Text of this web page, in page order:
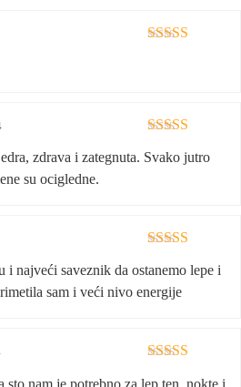
od 5
zdrava i zategnuta. Svako jutro
su ocigledne.
od 5
najveći saveznik da ostanemo lepe i
sam i veći nivo energije
nam je potrebno za lep ten, nokte i